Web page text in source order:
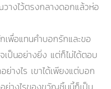
วางไว้ตรงกลางดอกแล้วห่อ
พื่อแทนคำบอกรักและขอ
เป็นอย่างยิ่ง แต่ก็ไม่ได้ตอบ
ย่างไร เขาได้เพียงแต่บอก